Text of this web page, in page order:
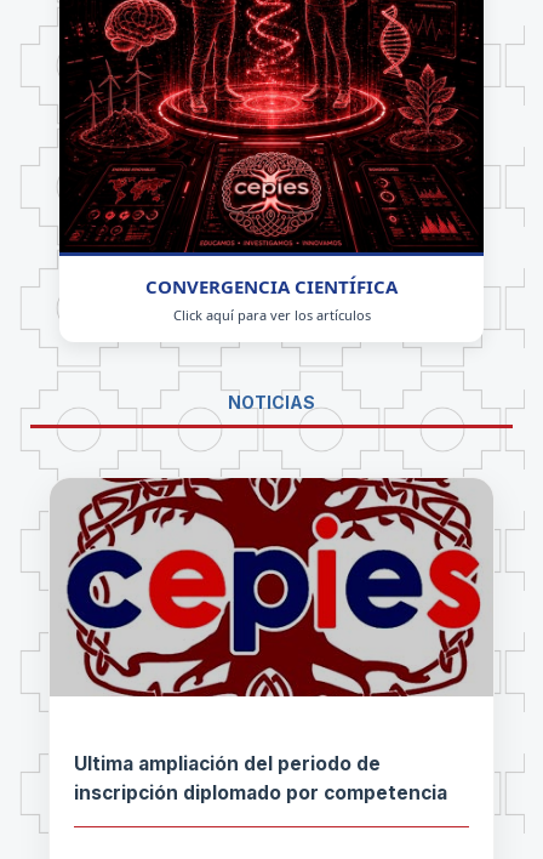
CONVERGENCIA CIENTÍFICA
Click aquí para ver los artículos
NOTICIAS
Ultima ampliación del periodo de
inscripción diplomado por competencia